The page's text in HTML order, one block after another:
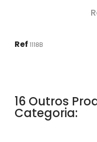
Ref 1118B
16 Outros
Categoria: